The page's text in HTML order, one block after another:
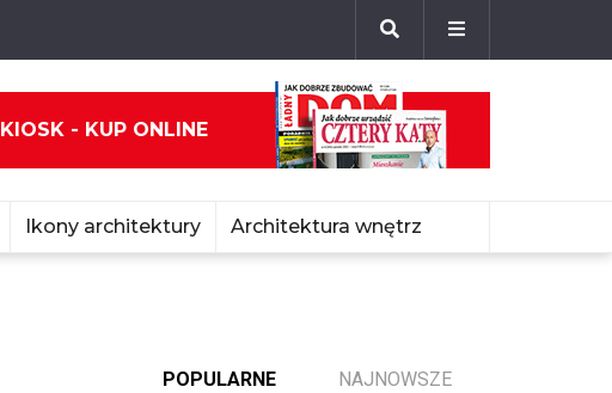
KIOSK - KUP ONLINE
Ikony architektury Architektura wnętrz
POPULARNE NAJNOWSZE